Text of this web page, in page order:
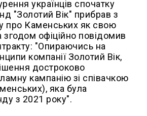
українців спочатку
"Золотий Вік" прибрав з
про Каменських як свою
згодом офіційно повідомив
"Опираючись на
компанії Золотий Вік,
достроково
кампанію зі співачкою
яка була
з 2021 року".